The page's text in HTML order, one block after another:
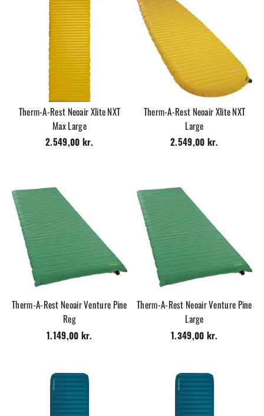
Therm-A-Rest Neoair Xlite NXT
Max Large
2.549,00 kr.
Therm-A-Rest Neoair Xlite NXT
Large
2.549,00 kr.
Therm-A-Rest Neoair Venture Pine
Reg
1.149,00 kr.
Therm-A-Rest Neoair Venture Pine
Large
1.349,00 kr.